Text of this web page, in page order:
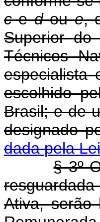
cedoue,
Superior
Técnicos
especialista
escolhido
Brasil; e de
designado
dada pela
§ 3º
Ativa, serão